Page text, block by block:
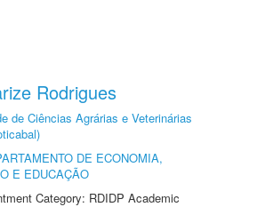
Rodrigues
de Ciências Agrárias e Veterinárias
DE ECONOMIA,
E EDUCAÇÃO
Category: RDIDP Academic